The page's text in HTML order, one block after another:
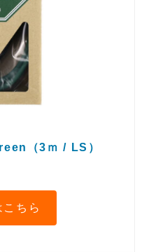
（3ｍ / LS）
ちら